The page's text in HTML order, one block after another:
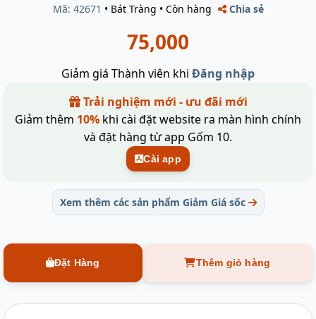
Mã: 42671 • Bát Tràng • Còn hàng Chia sẻ
75,000
Giảm giá Thành viên khi Đăng nhập
Trải nghiệm mới - ưu đãi mới
Giảm thêm 10% khi cài đặt website ra màn hình chính
và đặt hàng từ app Gốm 10.
Cài app
Xem thêm các sản phẩm Giảm Giá sốc
Đặt Hàng Thêm giỏ hàng